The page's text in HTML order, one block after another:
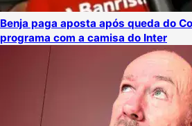
Benja paga aposta após queda do
programa com a camisa do Inter